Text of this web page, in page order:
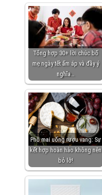
Tổng hợp 30+ lời chúc bố
mẹ ngày tết ấm áp và đầy ý
nghĩa…
Phô mai uống rượu vang: Sự
kết hợp hoàn hảo không nên
bỏ lỡ!